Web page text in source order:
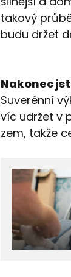
takový
budu držet
Nakonec
Suverénní
víc udržet v
zem, takže